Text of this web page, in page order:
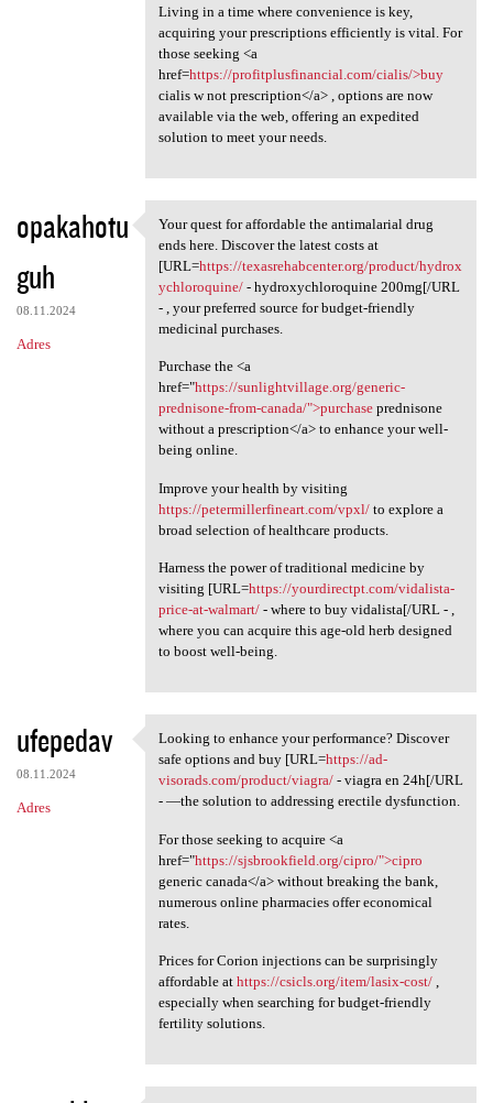
Living in a time where convenience is key,
acquiring your prescriptions efficiently is vital. For
those seeking <a
href=https://profitplusfinancial.com/cialis/>buy
cialis w not prescription</a> , options are now
available via the web, offering an expedited
solution to meet your needs.
opakahotu
guh
08.11.2024
Adres
Your quest for affordable the
Your quest for affordable the antimalarial drug
ends here. Discover the latest costs at
[URL=https://texasrehabcenter.org/product/hydrox
ychloroquine/- hydroxychloroquine 200mg[/URL
- , your preferred source for budget-friendly
medicinal purchases.
Purchase the <a
href="https://sunlightvillage.org/generic-
prednisone-from-canada/">purchaseprednisone
without a prescription</a> to enhance your well-
being online.
Improve your health by visiting
https://petermillerfineart.com/vpxl/to explore a
broad selection of healthcare products.
Harness the power of traditional medicine by
visiting [URL=https://yourdirectpt.com/vidalista-
price-at-walmart/- where to buy vidalista[/URL - ,
where you can acquire this age-old herb designed
to boost well-being.
ufepedav
08.11.2024
Adres
Looking to enhance your
Looking to enhance your performance? Discover
safe options and buy [URL=https://ad-
visorads.com/product/viagra/- viagra en 24h[/URL
- —the solution to addressing erectile dysfunction.
For those seeking to acquire <a
href="https://sjsbrookfield.org/cipro/">cipro
generic canada</a> without breaking the bank,
numerous online pharmacies offer economical
rates.
Prices for Corion injections can be surprisingly
affordable at https://csicls.org/item/lasix-cost/,
especially when searching for budget-friendly
fertility solutions.